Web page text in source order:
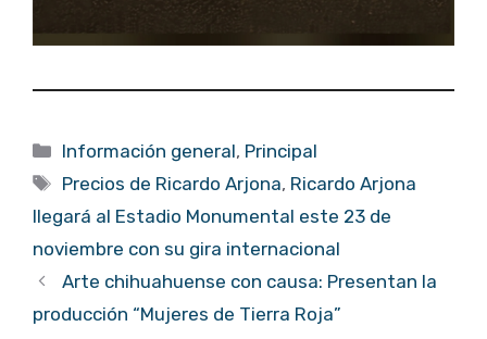
Categorías
Información general, Principal
Etiquetas
Precios de Ricardo Arjona, Ricardo Arjona
llegará al Estadio Monumental este 23 de
noviembre con su gira internacional
Arte chihuahuense con causa: Presentan la
producción “Mujeres de Tierra Roja”